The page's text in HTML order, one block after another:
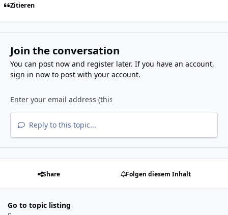
Zitieren
Join the conversation
You can post now and register later. If you have an account,
sign in nowto post with your account.
Reply to this topic...
Share Folgen diesem Inhalt
Go to topic listing